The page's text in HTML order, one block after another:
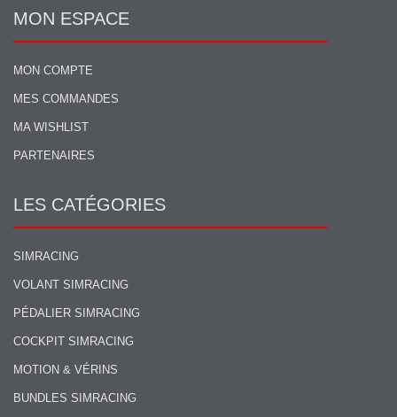
MON ESPACE
MON COMPTE
MES COMMANDES
MA WISHLIST
PARTENAIRES
LES CATÉGORIES
SIMRACING
VOLANT SIMRACING
PÉDALIER SIMRACING
COCKPIT SIMRACING
MOTION & VÉRINS
BUNDLES SIMRACING